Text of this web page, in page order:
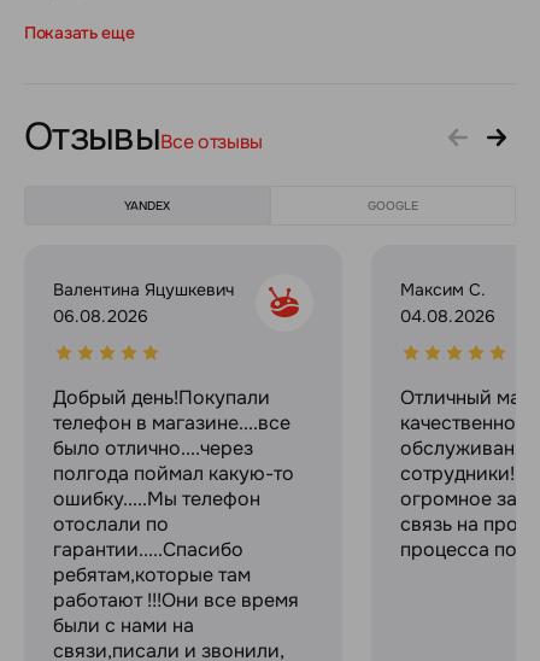
Показать еще
ОтзывыВсе отзывы
YANDEX GOOGLE
Валентина Яцушкевич
06.08.2026
Добрый день!Покупали
телефон в магазине....все
было отлично....через
полгода поймал какую-то
ошибку.....Мы телефон
отослали по
гарантии.....Спасибо
ребятам,которые там
работают !!!Они все время
были с нами на
связи,писали и звонили,
Максим С.
04.08.2026
Отличный
качественное
сотрудники!
огромное за
связь на
процесса